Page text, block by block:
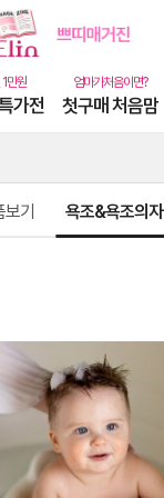
가전 첫구매 처음맘
기 욕조&욕조의자